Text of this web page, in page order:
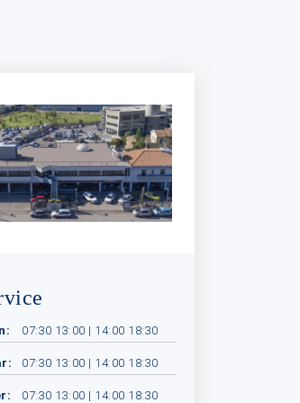
07:30 13:00 | 14:00 18:30
07:30 13:00 | 14:00 18:30
07:30 13:00 | 14:00 18:30